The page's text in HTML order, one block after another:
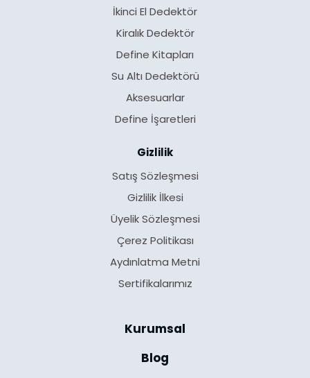
İkinci El Dedektör
Kiralık Dedektör
Define Kitapları
Su Altı Dedektörü
Aksesuarlar
Define İşaretleri
Gizlilik
Satış Sözleşmesi
Gizlilik İlkesi
Üyelik Sözleşmesi
Çerez Politikası
Aydınlatma Metni
Sertifikalarımız
Kurumsal
Blog